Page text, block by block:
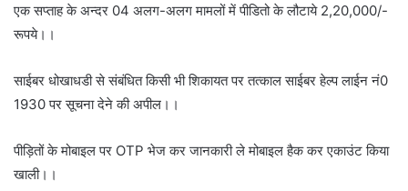
एक सप्ताह के अन्दर 04 अलग-अलग मामलों में पीडितो के लौटाये 2,20,000/-
रूपये।।
साईबर धोखाधडी से संबंधित किसी भी शिकायत पर तत्काल साईबर हेल्प लाईन नं0
1930 पर सूचना देने की अपील।।
पीड़ितों के मोबाइल पर OTP भेज कर जानकारी ले मोबाइल हैक कर एकाउंट किया
खाली।।